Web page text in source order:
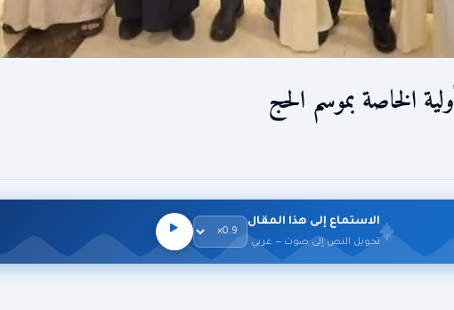
الخاصة بموسم الحج
الاستماع إلى هذا المقال
تحويل النص إلى صوت — عربي